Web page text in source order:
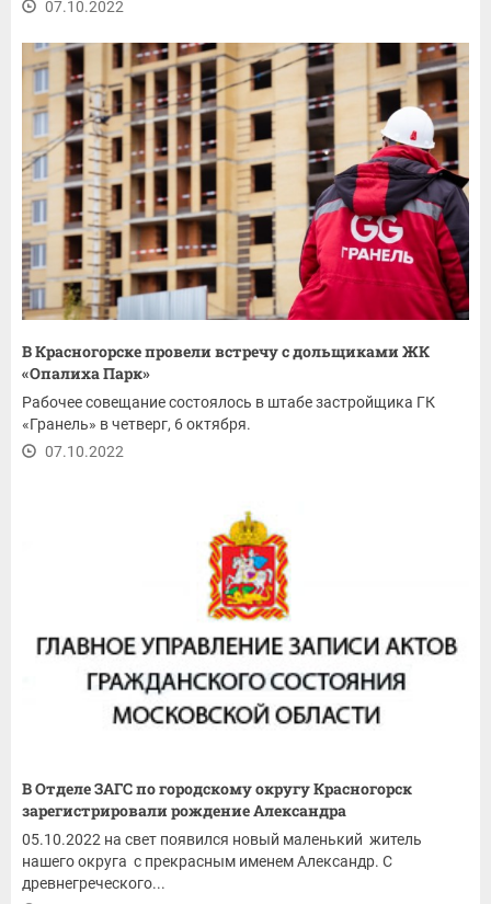
07.10.2022
В Красногорске провели встречу с дольщиками ЖК
«Опалиха Парк»
Рабочее совещание состоялось в штабе застройщика ГК
«Гранель» в четверг, 6 октября.
07.10.2022
В Отделе ЗАГС по городскому округу Красногорск
зарегистрировали рождение Александра
05.10.2022 на свет появился новый маленький житель
нашего округа с прекрасным именем Александр. С
древнегреческого...